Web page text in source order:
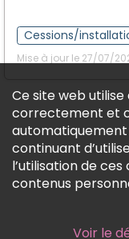
Cessions/
Mise à jour le 27/07/
Ce site web
correctement et
continuant
l’utilisation de
contenus
Voir le